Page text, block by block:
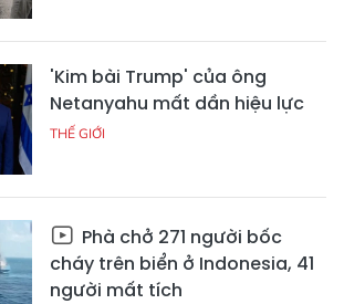
'Kim bài Trump' của ông
Netanyahu mất dần hiệu lực
THẾ GIỚI
Phà chở 271 người bốc
cháy trên biển ở Indonesia, 41
người mất tích